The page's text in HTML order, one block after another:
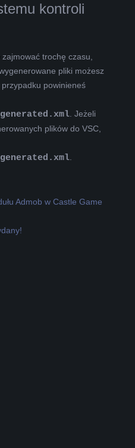
kontroli
trochę czasu,
pliki możesz
powinieneś
. Jeżeli
plików do VSC,
Admob w Castle Game